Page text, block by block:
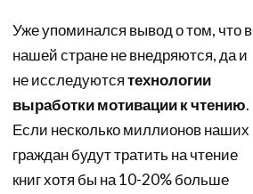
Уже упоминался вывод о том, что в
нашей стране не внедряются, да и
не исследуютсятехнологии
выработки мотивации к чтению.
Если несколько миллионов наших
граждан будут тратить на чтение
книг хотя бы на 10-20% больше